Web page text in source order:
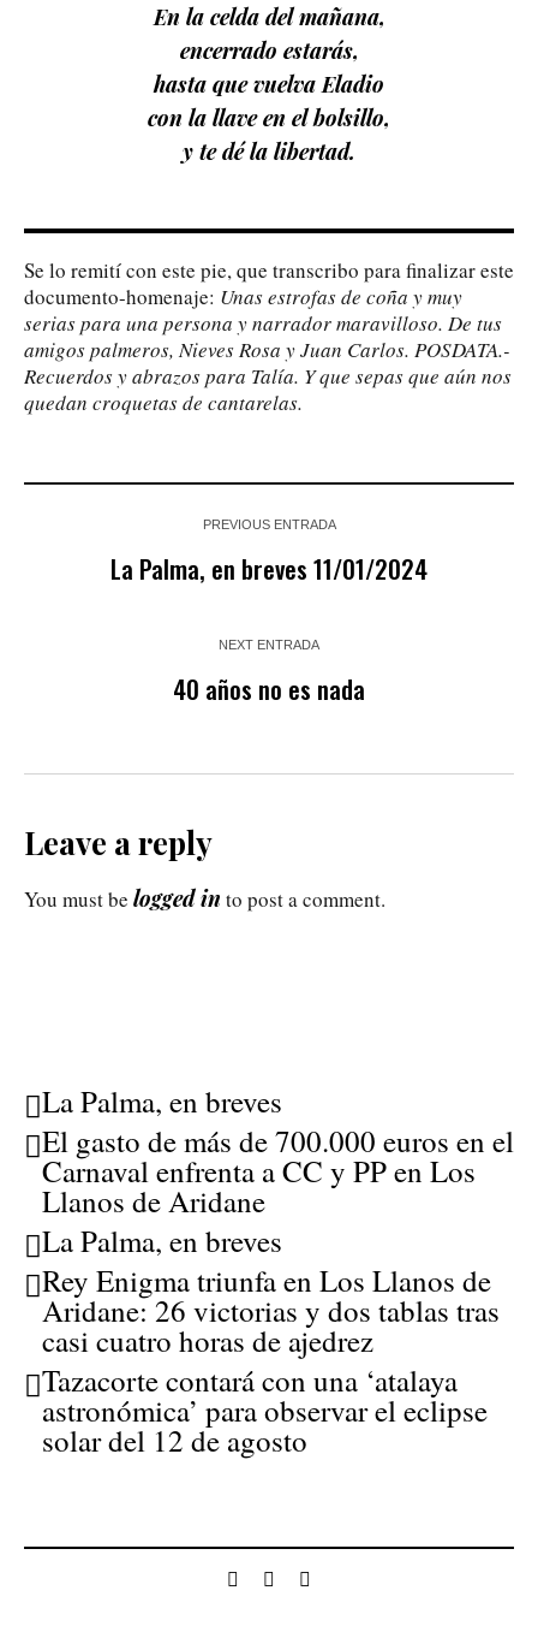
En la celda del mañana,
encerrado estarás,
hasta que vuelva Eladio
con la llave en el bolsillo,
y te dé la libertad.
Se lo remití con este pie, que transcribo para finalizar este
documento-homenaje: Unas estrofas de coña y muy
serias para una persona y narrador maravilloso. De tus
amigos palmeros, Nieves Rosa y Juan Carlos. POSDATA.-
Recuerdos y abrazos para Talía. Y que sepas que aún nos
quedan croquetas de cantarelas.
PREVIOUS ENTRADA
La Palma, en breves 11/01/2024
NEXT ENTRADA
40 años no es nada
Leave a reply
You must be logged in to post a comment.
La Palma, en breves
El gasto de más de 700.000 euros en el
Carnaval enfrenta a CC y PP en Los
Llanos de Aridane
La Palma, en breves
Rey Enigma triunfa en Los Llanos de
Aridane: 26 victorias y dos tablas tras
casi cuatro horas de ajedrez
Tazacorte contará con una ‘atalaya
astronómica’ para observar el eclipse
solar del 12 de agosto